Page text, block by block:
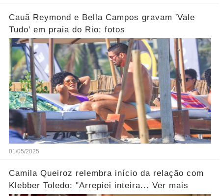
Cauã Reymond e Bella Campos gravam 'Vale
Tudo' em praia do Rio; fotos
01/05/2025
Camila Queiroz relembra início da relação com
Klebber Toledo: "Arrepiei inteira... Ver mais